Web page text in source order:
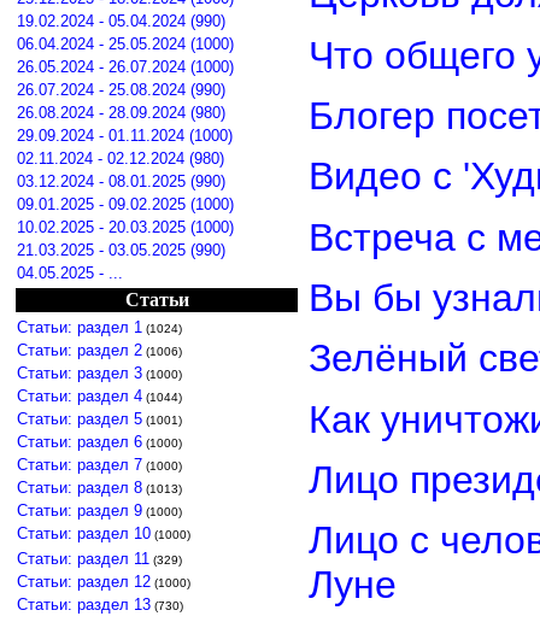
19.02.2024 - 05.04.2024 (990)
06.04.2024 - 25.05.2024 (1000)
26.05.2024 - 26.07.2024 (1000)
26.07.2024 - 25.08.2024 (990)
26.08.2024 - 28.09.2024 (980)
29.09.2024 - 01.11.2024 (1000)
02.11.2024 - 02.12.2024 (980)
03.12.2024 - 08.01.2025 (990)
09.01.2025 - 09.02.2025 (1000)
10.02.2025 - 20.03.2025 (1000)
21.03.2025 - 03.05.2025 (990)
04.05.2025 - ...
Статьи
Статьи: раздел 1 (1024)
Статьи: раздел 2 (1006)
Статьи: раздел 3 (1000)
Статьи: раздел 4 (1044)
Статьи: раздел 5 (1001)
Статьи: раздел 6 (1000)
Статьи: раздел 7 (1000)
Статьи: раздел 8 (1013)
Статьи: раздел 9 (1000)
Статьи: раздел 10 (1000)
Статьи: раздел 11 (329)
Статьи: раздел 12 (1000)
Статьи: раздел 13 (730)
Что общего
Блогер
Видео с
Встреча с
Вы бы
Зелёный
Как
Лицо
Лицо с
Луне